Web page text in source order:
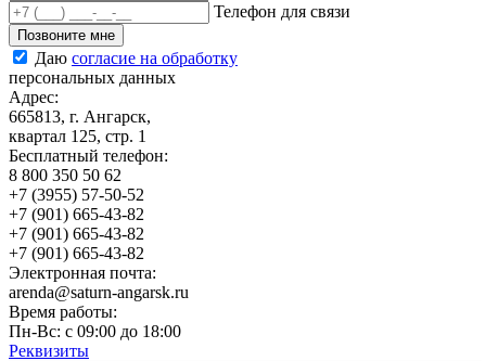
Телефон для связи
Позвоните мне
Даю согласие на обработку
персональных данных
Адрес:
665813, г. Ангарск,
квартал 125, стр. 1
Бесплатный телефон:
8 800 350 50 62
+7 (3955) 57-50-52
+7 (901) 665-43-82
+7 (901) 665-43-82
+7 (901) 665-43-82
Электронная почта:
arenda@saturn-angarsk.ru
Время работы:
Пн-Вс: с 09:00 до 18:00
Реквизиты